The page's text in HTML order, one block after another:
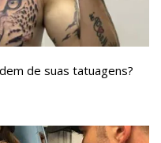
de suas tatuagens?